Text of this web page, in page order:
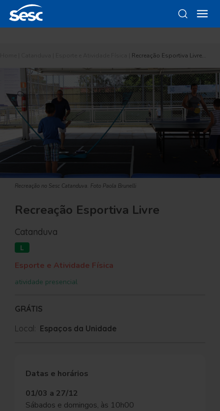
Recreação Esportiva Livre…
Recreação no Sesc Catanduva. Foto Paola Brunelli
Recreação Esportiva Livre
Catanduva
L
Esporte e Atividade Física
atividade presencial
GRÁTIS
Local: Espaços da Unidade
Datas e horários
01/03 a 27/12
Sábados e domingos, às 10h00